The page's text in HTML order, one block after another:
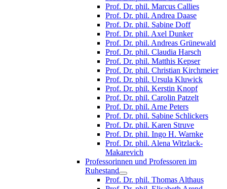
Prof. Dr. phil. Marcus Callies
Prof. Dr. phil. Andrea Daase
Prof. Dr. phil. Sabine Doff
Prof. Dr. phil. Axel Dunker
Prof. Dr. phil. Andreas Grünewald
Prof. Dr. phil. Claudia Harsch
Prof. Dr. phil. Matthis Kepser
Prof. Dr. phil. Christian Kirchmeier
Prof. Dr. phil. Ursula Kluwick
Prof. Dr. phil. Kerstin Knopf
Prof. Dr. phil. Carolin Patzelt
Prof. Dr. phil. Arne Peters
Prof. Dr. phil. Sabine Schlickers
Prof. Dr. phil. Karen Struve
Prof. Dr. phil. Ingo H. Warnke
Prof. Dr. phil. Alena Witzlack-
Makarevich
Professorinnen und Professoren im
Ruhestand
Prof. Dr. phil. Thomas Althaus